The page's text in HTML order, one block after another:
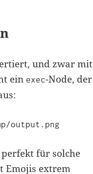
und zwar mit
ein exec-Node, der
output.png
perfekt für solche
Emojis extrem